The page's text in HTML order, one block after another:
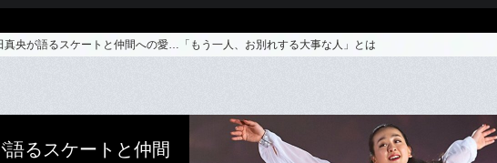
真央が語るスケートと仲間への愛…「もう一人、お別れする大事な人」とは
語るスケートと仲間